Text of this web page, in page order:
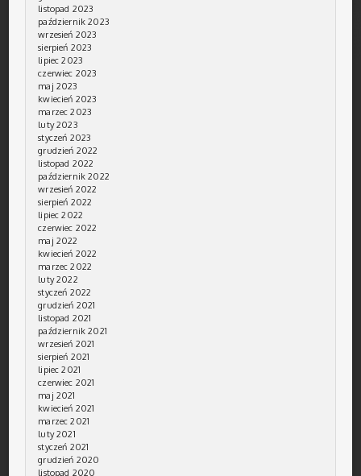
listopad 2023
październik 2023
wrzesień 2023
sierpień 2023
lipiec 2023
czerwiec 2023
maj 2023
kwiecień 2023
marzec 2023
luty 2023
styczeń 2023
grudzień 2022
listopad 2022
październik 2022
wrzesień 2022
sierpień 2022
lipiec 2022
czerwiec 2022
maj 2022
kwiecień 2022
marzec 2022
luty 2022
styczeń 2022
grudzień 2021
listopad 2021
październik 2021
wrzesień 2021
sierpień 2021
lipiec 2021
czerwiec 2021
maj 2021
kwiecień 2021
marzec 2021
luty 2021
styczeń 2021
grudzień 2020
listopad 2020